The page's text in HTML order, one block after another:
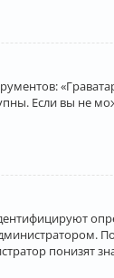
Если вы не
понизят